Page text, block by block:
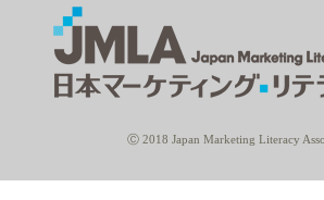
Ⓒ 2018 Japan Marketing Literacy